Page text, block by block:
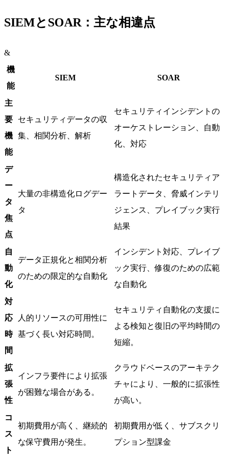
SIEMとSOAR：主な相違点
&
機
能
SIEM SOAR
主
要
機
能
セキュリティデータの収
集、相関分析、解析
セキュリティインシデントの
オーケストレーション、自動
化、対応
デ
ー
タ
焦
点
大量の非構造化ログデー
タ
構造化されたセキュリティア
ラートデータ、脅威インテリ
ジェンス、プレイブック実行
結果
自
動
化
データ正規化と相関分析
のための限定的な自動化
インシデント対応、プレイブ
ック実行、修復のための広範
な自動化
対
応
時
間
人的リソースの可用性に
基づく長い対応時間。
セキュリティ自動化の支援に
よる検知と復旧の平均時間の
短縮。
拡
張
性
インフラ要件により拡張
が困難な場合がある。
クラウドベースのアーキテク
チャにより、一般的に拡張性
が高い。
コ
ス
ト
初期費用が高く、継続的
な保守費用が発生。
初期費用が低く、サブスクリ
プション型課金